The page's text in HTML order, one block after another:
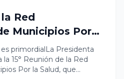
Red
Municipios Por
primordialLa Presidenta
la 15° Reunión de la Red
Por la Salud, que